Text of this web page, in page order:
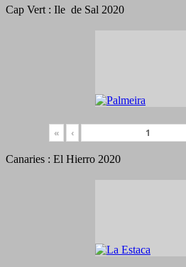
Cap Vert : Ile de Sal 2020
« ‹
Canaries : El Hierro 2020